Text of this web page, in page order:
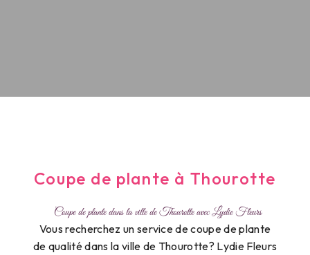
Coupe de plante à Thourotte
Coupe de plante dans la ville de Thourotte avec Lydie Fleurs
Vous recherchez un service de coupe de plante
de qualité dans la ville de Thourotte? Lydie Fleurs